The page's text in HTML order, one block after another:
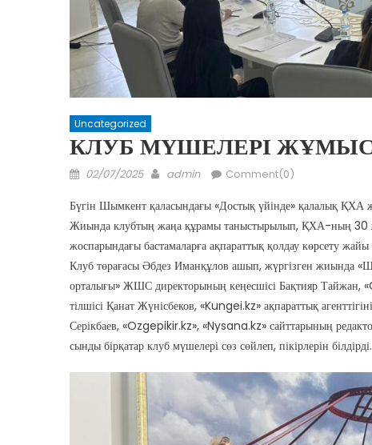
Uncategorized
КЛУБ МҮШЕЛЕРІ
Posted
02/07/2025 Author
admin Comment(0)
Бүгін Шымкент қаласындағы «Достық үйінде» қалалық ҚХА
Жиында клубтың жаңа құрамы таныстырылып, ҚХА-ның 30
жоспарындағы бастамаларға ақпараттық қолдау көрсету
Клуб төрағасы Әбдез Иманқұлов ашып, жүргізген жиында
орталығы» ЖШС директорының кеңесшісі Бақтияр Тайжан,
тілшісі Қанат Жүнісбеков, «Kungei.kz» ақпараттық
Серікбаев, «Ozgepikir.kz», «Nysana.kz» сайттарының
сынды бірқатар клуб мүшелері сөз сөйлеп, пікірлерін білдірді.